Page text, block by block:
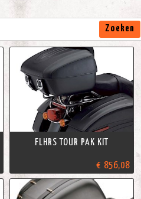
Zoeken
FLHRS TOUR PAK KIT
€ 856,08